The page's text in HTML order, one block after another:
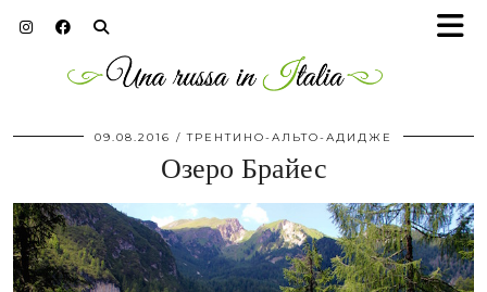
09.08.2016 ТРЕНТИНО-АЛЬТО-АДИДЖЕ
Озеро Брайес